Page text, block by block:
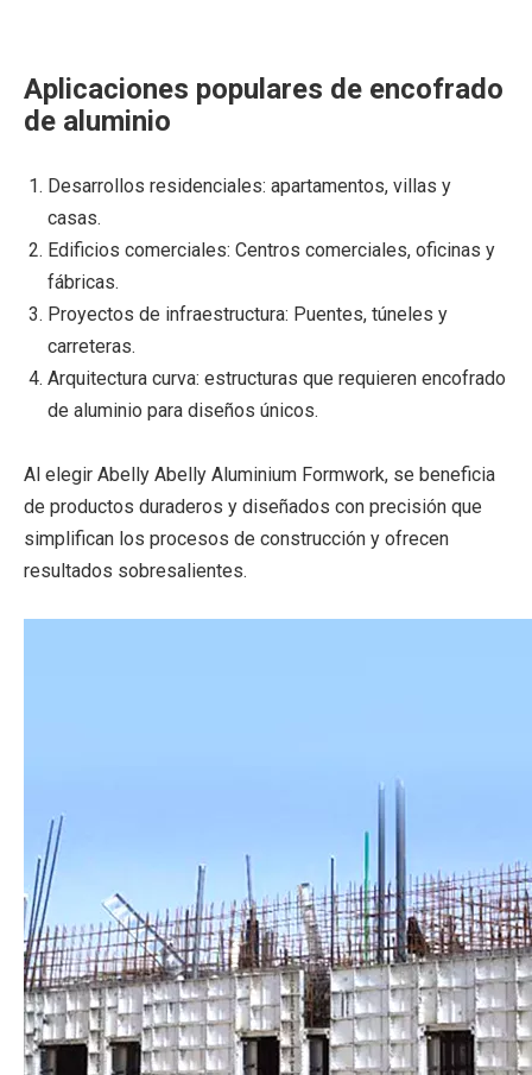
Aplicaciones populares de encofrado
de aluminio
Desarrollos residenciales: apartamentos, villas y
casas.
Edificios comerciales: Centros comerciales, oficinas y
fábricas.
Proyectos de infraestructura: Puentes, túneles y
carreteras.
Arquitectura curva: estructuras que requieren encofrado
de aluminio para diseños únicos.
Al elegir Abelly Abelly Aluminium Formwork, se beneficia
de productos duraderos y diseñados con precisión que
simplifican los procesos de construcción y ofrecen
resultados sobresalientes.